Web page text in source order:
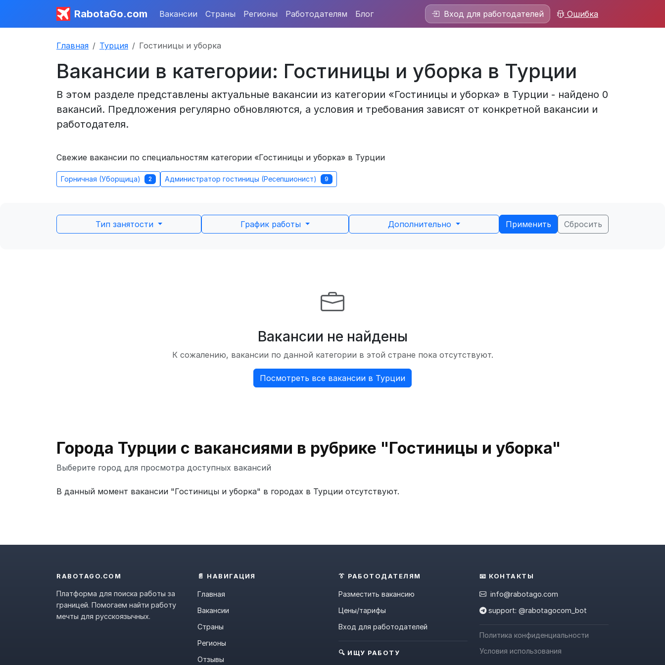
RabotaGo.com Вакансии Страны Регионы Работодателям Блог Вход для работодателей Ошибка
Главная Турция Гостиницы и уборка
Вакансии в категории: Гостиницы и уборка в Турции
В этом разделе представлены актуальные вакансии из категории «Гостиницы и уборка» в Турции - найдено 0
вакансий. Предложения регулярно обновляются, а условия и требования зависят от конкретной вакансии и
работодателя.
Свежие вакансии по специальностям категории «Гостиницы и уборка» в Турции
Горничная (Уборщица) 2 Администратор гостиницы (Ресепшионист) 9
Тип занятости График работы Дополнительно Применить Сбросить
Вакансии не найдены
К сожалению, вакансии по данной категории в этой стране пока отсутствуют.
Посмотреть все вакансии в Турции
Города Турции с вакансиями в рубрике "Гостиницы и уборка"
Выберите город для просмотра доступных вакансий
В данный момент вакансии "Гостиницы и уборка" в городах в Турции отсутствуют.
RABOTAGO.COM
Платформа для поиска работы за
границей. Помогаем найти работу
мечты для русскоязычных.
📄 НАВИГАЦИЯ
Главная
Вакансии
Страны
Регионы
Отзывы
👔 РАБОТОДАТЕЛЯМ
Разместить вакансию
Цены/тарифы
Вход для работодателей
🔍 ИЩУ РАБОТУ
📧 КОНТАКТЫ
info@rabotago.com
support: @rabotagocom_bot
Политика конфиденциальности
Условия использования